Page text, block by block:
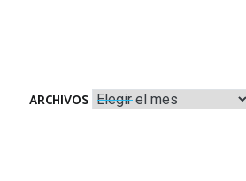
ARCHIVOS Archivos